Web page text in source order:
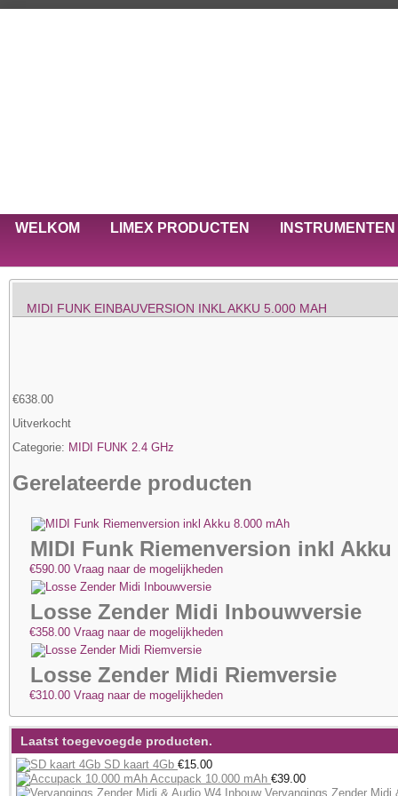
WELKOM LIMEX PRODUCTEN INSTRUMENTEN
MIDI FUNK EINBAUVERSION INKL AKKU 5.000 MAH
€638.00
Uitverkocht
Categorie: MIDI FUNK 2.4 GHz
Gerelateerde producten
MIDI Funk Riemenversion inkl Akku
€590.00 Vraag naar de mogelijkheden
Losse Zender Midi Inbouwversie
€358.00 Vraag naar de mogelijkheden
Losse Zender Midi Riemversie
€310.00 Vraag naar de mogelijkheden
Laatst toegevoegde producten.
SD kaart 4Gb €15.00
Accupack 10.000 mAh €39.00
Vervangings Zender Midi